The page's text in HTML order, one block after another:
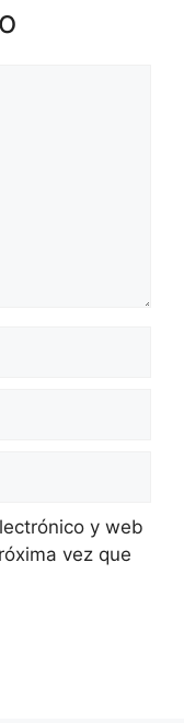
y web
vez que